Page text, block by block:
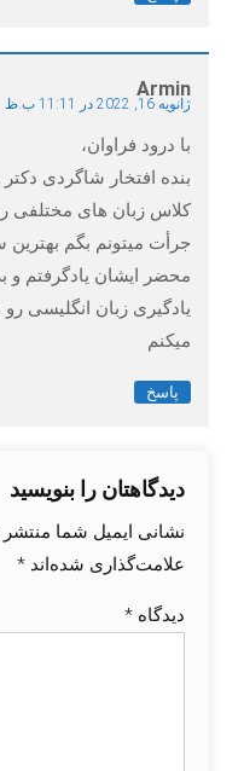
Armin
ژانویه 16, 2022 در 11:11 ب.ظ
با درود فراوان،
بنده افتخار شاگردی
کلاس زبان های مختلفی
جرأت میتونم بگم
محضر ایشان یادگرفتم و
یادگیری زبان انگلیسی رو
میکنم
پاسخ
دیدگاهتان را بنویسید
نشانی ایمیل شما
علامت‌گذاری شده‌اند *
دیدگاه *